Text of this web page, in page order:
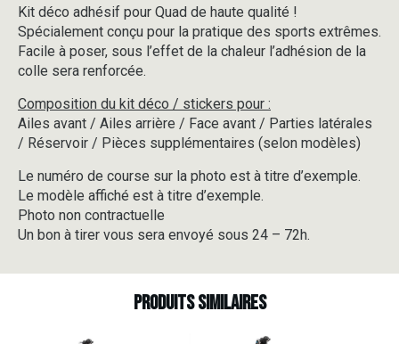
450
S
-
2DR4
-
ORANGE
&
BLUE
Kit déco adhésif pour Quad de haute qualité !
Spécialement conçu pour la pratique des sports extrêmes.
Facile à poser, sous l’effet de la chaleur l’adhésion de la
colle sera renforcée.
Composition du kit déco / stickers pour :
Ailes avant / Ailes arrière / Face avant / Parties latérales
/ Réservoir / Pièces supplémentaires (selon modèles)
Le numéro de course sur la photo est à titre d’exemple.
Le modèle affiché est à titre d’exemple.
Photo non contractuelle
Un bon à tirer vous sera envoyé sous 24 – 72h.
Produits similaires